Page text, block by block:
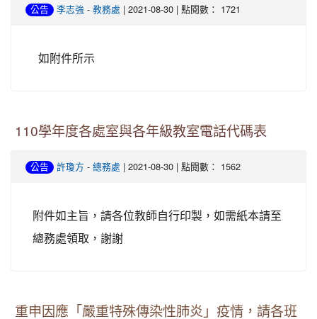
公告 李志強 - 教務處 | 2021-08-30 | 點閱數： 1721
如附件所示
110學年度各處室與各年級教室電話代碼表
公告 許瓊方 - 總務處 | 2021-08-30 | 點閱數： 1562
附件如主旨，請各位教師自行印製，如需紙本請至
總務處領取，謝謝
重申因應「嚴重特殊傳染性肺炎」疫情，請各班